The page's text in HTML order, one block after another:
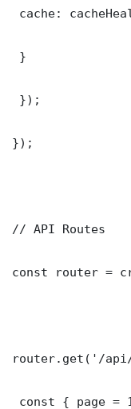
cache:
}
});
});
// API Routes
const router =
router.get('/
const { page